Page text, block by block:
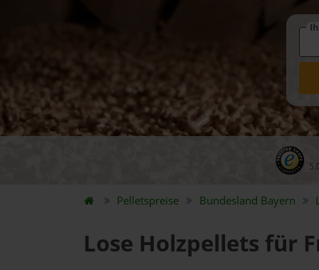
Pelletspreise Bundesland Bayern
Lose Holzpellets für